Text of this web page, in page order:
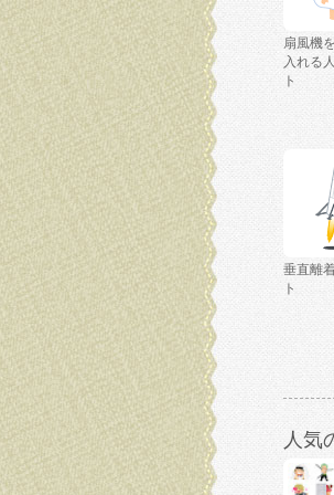
扇風機
入れる
ト
垂直離
ト
人気